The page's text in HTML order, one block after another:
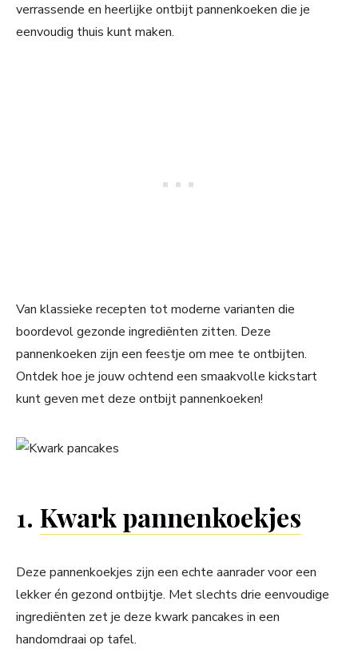
verrassende en heerlijke ontbijt pannenkoeken die je
eenvoudig thuis kunt maken.
Van klassieke recepten tot moderne varianten die
boordevol gezonde ingrediënten zitten. Deze
pannenkoeken zijn een feestje om mee te ontbijten.
Ontdek hoe je jouw ochtend een smaakvolle kickstart
kunt geven met deze ontbijt pannenkoeken!
1. Kwark pannenkoekjes
Deze pannenkoekjes zijn een echte aanrader voor een
lekker én gezond ontbijtje. Met slechts drie eenvoudige
ingrediënten zet je deze kwark pancakes in een
handomdraai op tafel.